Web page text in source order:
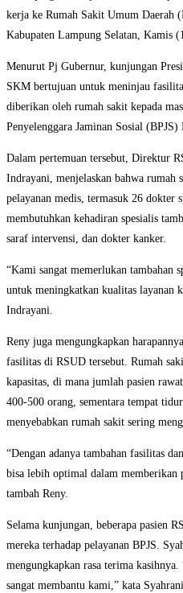
kerja ke Rumah Sakit Umum
Kabupaten Lampung Selatan, Kamis
Menurut Pj Gubernur, kunjungan
SKM bertujuan untuk meninjau
diberikan oleh rumah sakit kepada
Penyelenggara Jaminan Sosial (BPJS)
Dalam pertemuan tersebut, Direktur
Indrayani, menjelaskan bahwa rumah
pelayanan medis, termasuk 26 dokter
membutuhkan kehadiran spesialis
saraf intervensi, dan dokter kanker.
“Kami sangat memerlukan tambahan
untuk meningkatkan kualitas layanan
Indrayani.
Reny juga mengungkapkan
fasilitas di RSUD tersebut. Rumah
kapasitas, di mana jumlah pasien
400-500 orang, sementara tempat
menyebabkan rumah sakit sering
“Dengan adanya tambahan fasilitas
bisa lebih optimal dalam memberikan
tambah Reny.
Selama kunjungan, beberapa pasien
mereka terhadap pelayanan BPJS.
mengungkapkan rasa terima
sangat membantu kami,” kata